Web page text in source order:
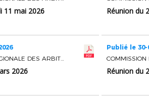
11 mai 2026 Réunion du
COMMISSION REGIONALE DES ARBITRES
2026
Publié le 30-
Réunion du